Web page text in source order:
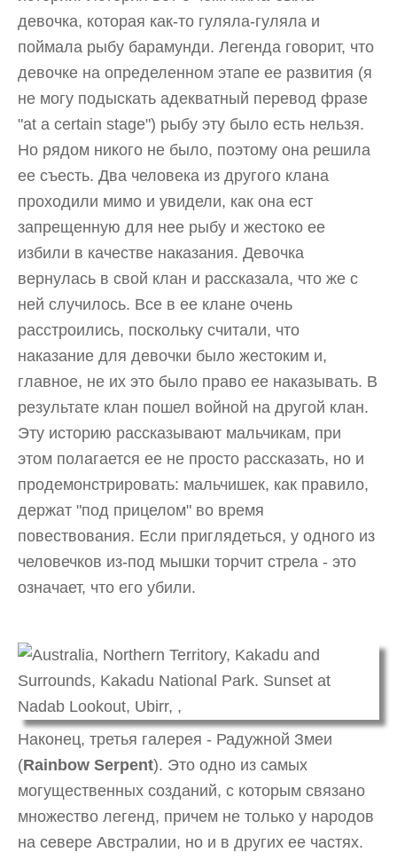
девочка, которая как-то гуляла-гуляла и
поймала рыбу барамунди. Легенда говорит, что
девочке на определенном этапе ее развития (я
не могу подыскать адекватный перевод фразе
"at a certain stage") рыбу эту было есть нельзя.
Но рядом никого не было, поэтому она решила
ее съесть. Два человека из другого клана
проходили мимо и увидели, как она ест
запрещенную для нее рыбу и жестоко ее
избили в качестве наказания. Девочка
вернулась в свой клан и рассказала, что же с
ней случилось. Все в ее клане очень
расстроились, поскольку считали, что
наказание для девочки было жестоким и,
главное, не их это было право ее наказывать. В
результате клан пошел войной на другой клан.
Эту историю рассказывают мальчикам, при
этом полагается ее не просто рассказать, но и
продемонстрировать: мальчишек, как правило,
держат "под прицелом" во время
повествования. Если приглядеться, у одного из
человечков из-под мышки торчит стрела - это
означает, что его убили.
Наконец, третья галерея - Радужной Змеи
(Rainbow Serpent). Это одно из самых
могущественных созданий, с которым связано
множество легенд, причем не только у народов
на севере Австралии, но и в других ее частях.